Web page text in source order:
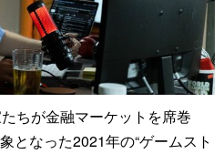
ちが金融マーケットを席巻
となった2021年の“ゲームスト